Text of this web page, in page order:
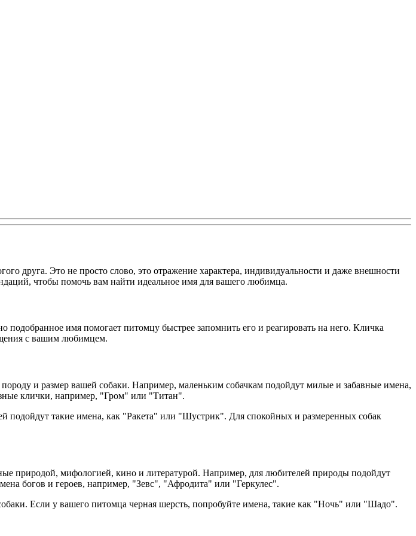
друга. Это не просто слово, это отражение характера, индивидуальности и даже внешности
чтобы помочь вам найти идеальное имя для вашего любимца.
имя помогает питомцу быстрее запомнить его и реагировать на него. Кличка
с вашим любимцем.
и размер вашей собаки. Например, маленьким собачкам подойдут милые и забавные имена,
клички, например, "Гром" или "Титан".
подойдут такие имена, как "Ракета" или "Шустрик". Для спокойных и размеренных собак
природой, мифологией, кино и литературой. Например, для любителей природы подойдут
богов и героев, например, "Зевс", "Афродита" или "Геркулес".
Если у вашего питомца черная шерсть, попробуйте имена, такие как "Ночь" или "Шадо".